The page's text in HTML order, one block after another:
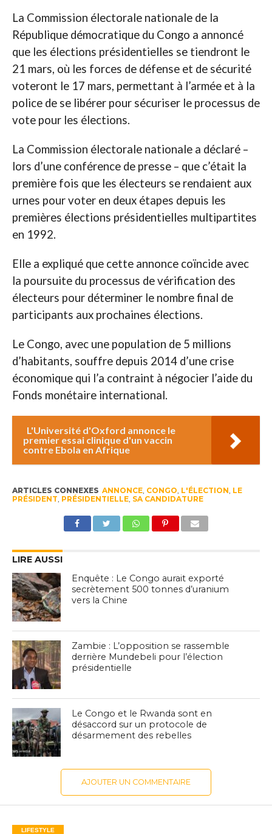
La Commission électorale nationale de la
République démocratique du Congo a annoncé
que les élections présidentielles se tiendront le
21 mars, où les forces de défense et de sécurité
voteront le 17 mars, permettant à l’armée et à la
police de se libérer pour sécuriser le processus de
vote pour les élections.
La Commission électorale nationale a déclaré –
lors d’une conférence de presse – que c’était la
première fois que les électeurs se rendaient aux
urnes pour voter en deux étapes depuis les
premières élections présidentielles multipartites
en 1992.
Elle a expliqué que cette annonce coïncide avec
la poursuite du processus de vérification des
électeurs pour déterminer le nombre final de
participants aux prochaines élections.
Le Congo, avec une population de 5 millions
d’habitants, souffre depuis 2014 d’une crise
économique qui l’a contraint à négocier l’aide du
Fonds monétaire international.
L'Université d'Oxford annonce le
premier essai clinique d'un vaccin
contre Ebola en Afrique
ARTICLES CONNEXES ANNONCE, CONGO L'ÉLECTION LE
PRÉSIDENT PRÉSIDENTIELLE, SA CANDIDATURE
LIRE AUSSI
Enquête : Le Congo aurait exporté
secrètement 500 tonnes d’uranium
vers la Chine
Zambie : L’opposition se rassemble
derrière Mundebeli pour l’élection
présidentielle
Le Congo et le Rwanda sont en
désaccord sur un protocole de
désarmement des rebelles
AJOUTER UN COMMENTAIRE
LIFESTYLE